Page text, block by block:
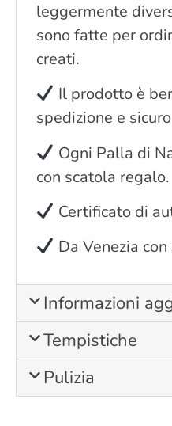
leggermente
sono fatte per
creati.
Il prodotto è
spedizione e
Ogni Palla di
con scatola regalo.
Certificato di
Da Venezia
Informazioni
Tempistiche
Pulizia